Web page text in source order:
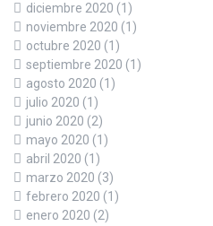
diciembre 2020 (1)
noviembre 2020 (1)
octubre 2020 (1)
septiembre 2020 (1)
agosto 2020 (1)
julio 2020 (1)
junio 2020 (2)
mayo 2020 (1)
abril 2020 (1)
marzo 2020 (3)
febrero 2020 (1)
enero 2020 (2)